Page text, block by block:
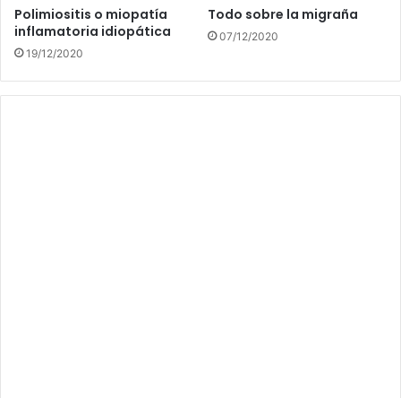
Polimiositis o miopatía
inflamatoria idiopática
19/12/2020
Todo sobre la migraña
07/12/2020